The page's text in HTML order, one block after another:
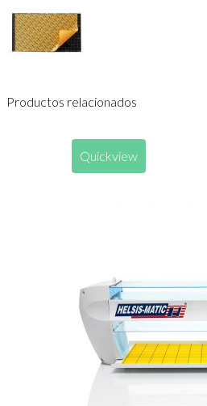
Productos relacionados
Quickview